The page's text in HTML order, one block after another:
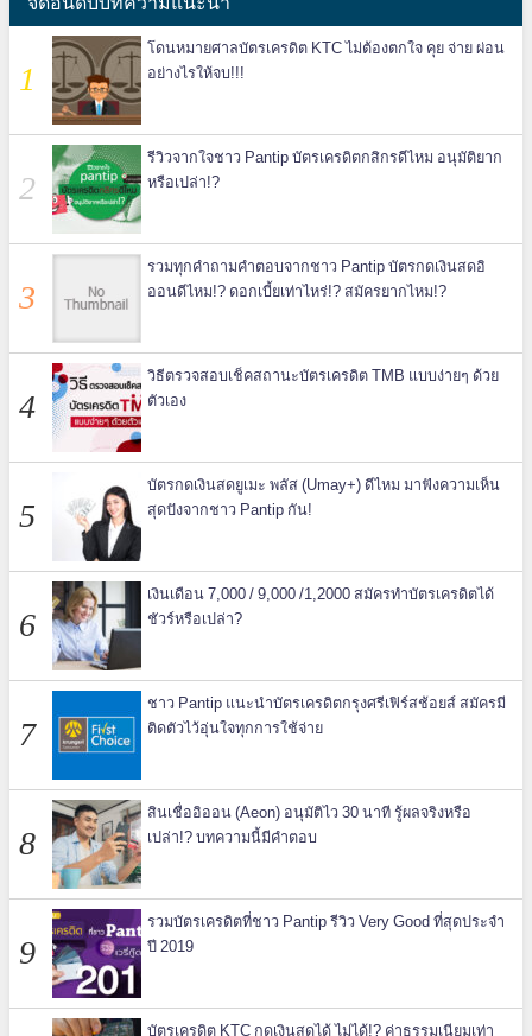
โดนหมายศาลบัตรเครดิต KTC ไม่ต้องตกใจ คุย จ่าย ผ่อน
อย่างไรให้จบ!!!
รีวิวจากใจชาว Pantip บัตรเครดิตกสิกรดีไหม อนุมัติยาก
หรือเปล่า!?
รวมทุกคำถามคำตอบจากชาว Pantip บัตรกดเงินสดอิ
ออนดีไหม!? ดอกเบี้ยเท่าไหร่!? สมัครยากไหม!?
วิธีตรวจสอบเช็คสถานะบัตรเครดิต TMB แบบง่ายๆ ด้วย
ตัวเอง
บัตรกดเงินสดยูเมะ พลัส (Umay+) ดีไหม มาฟังความเห็น
สุดปังจากชาว Pantip กัน!
เงินเดือน 7,000 / 9,000 /1,2000 สมัครทำบัตรเครดิตได้
ชัวร์หรือเปล่า?
ชาว Pantip แนะนำบัตรเครดิตกรุงศรีเฟิร์สช้อยส์ สมัครมี
ติดตัวไว้อุ่นใจทุกการใช้จ่าย
สินเชื่ออิออน (Aeon) อนุมัติไว 30 นาที รู้ผลจริงหรือ
เปล่า!? บทความนี้มีคำตอบ
รวมบัตรเครดิตที่ชาว Pantip รีวิว Very Good ที่สุดประจำ
ปี 2019
บัตรเครดิต KTC กดเงินสดได้ ไม่ได้!? ค่าธรรมเนียมเท่า